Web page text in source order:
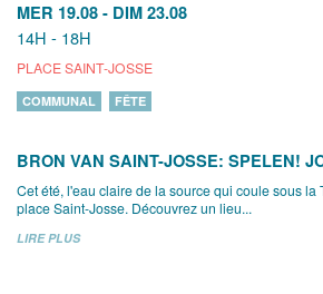
MER 19.08 - DIM 23.08
14H - 18H
PLACE SAINT-JOSSE
COMMUNAL FÊTE
BRON VAN SAINT-JOSSE: SPELEN!
Cet été, l'eau claire de la source qui coule sous la
place Saint-Josse. Découvrez un lieu...
LIRE PLUS